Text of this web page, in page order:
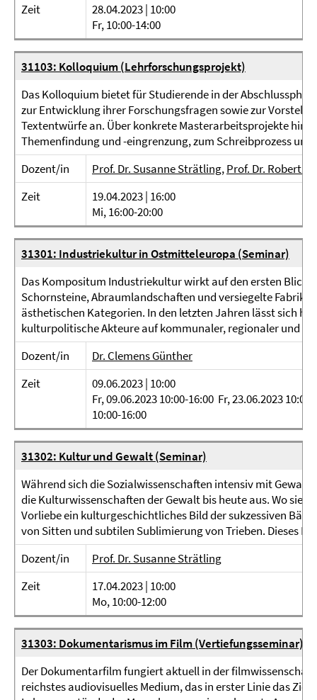
Zeit
28.04.2023 | 10:00
Fr, 10:00-14:00
31103: Kolloquium (Lehrforschungsprojekt)
Das Kolloquium bietet für Studierende in der
zur Entwicklung ihrer Forschungsfragen sowie zur
Textentwürfe an. Über konkrete Masterarbeitsprojekte
Themenfindung und -eingrenzung, zum Schreibprozess
Dozent/in
Prof. Dr. Susanne Strätling,Prof. Dr. Robert
Zeit
19.04.2023 | 16:00
Mi, 16:00-20:00
31301: Industriekultur in Ostmitteleuropa (Seminar)
Das Kompositum Industriekultur wirkt auf den ersten Blick
Schornsteine, Abraumlandschaften und versiegelte
ästhetischen Kategorien. In den letzten Jahren lässt sich
kulturpolitische Akteure auf kommunaler, regionaler und
Dozent/in
Dr. Clemens Günther
Zeit
09.06.2023 | 10:00
Fr, 09.06.2023 10:00-16:00 Fr, 23.06.2023
10:00-16:00
31302: Kultur und Gewalt (Seminar)
Während sich die Sozialwissenschaften intensiv mit
die Kulturwissenschaften der Gewalt bis heute aus. Wo sie
Vorliebe ein kulturgeschichtliches Bild der sukzessiven
von Sitten und subtilen Sublimierung von Trieben. Dieses
Dozent/in
Prof. Dr. Susanne Strätling
Zeit
17.04.2023 | 10:00
Mo, 10:00-12:00
31303: Dokumentarismus im Film (Vertiefungsseminar)
Der Dokumentarfilm fungiert aktuell in der
reichstes audiovisuelles Medium, das in erster Linie das